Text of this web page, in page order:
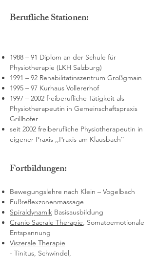
Berufliche Stationen:
1988 – 91 Diplom an der Schule für
Physiotherapie (LKH Salzburg)
1991 – 92 Rehabilitatinszentrum Großgmain
1995 – 97 Kurhaus Vollererhof
1997 – 2002 freiberufliche Tätigkeit als
Physiotherapeutin in Gemeinschaftspraxis
Grillhofer
seit 2002 freiberufliche Physiotherapeutin in
eigener Praxis ,,Praxis am Klausbach’’
Fortbildungen:
Bewegungslehre nach Klein – Vogelbach
Fußreflexzonenmassage
Spiraldynamik Basisausbildung
Cranio Sacrale Therapie, Somatoemotionale
Entspannung
Viszerale Therapie
- Tinitus, Schwindel,